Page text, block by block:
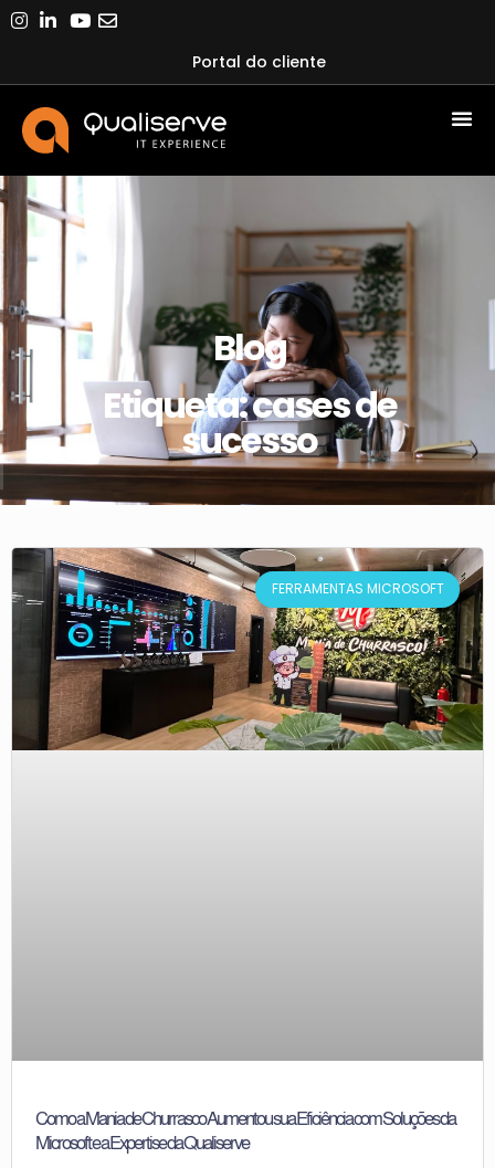
Portal do cliente
Blog
Etiqueta: cases de
sucesso
FERRAMENTAS MICROSOFT
Como a Mania de Churrasco Aumentou sua Eficiência com Soluções da
Microsoft e a Expertise da Qualiserve